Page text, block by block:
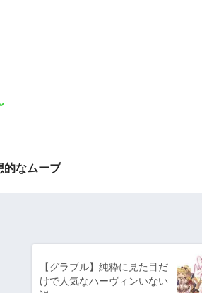
的なムーブ
【グラブル】純粋に見た目だ
けで人気なハーヴィンいない